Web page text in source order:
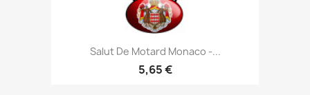
Salut De Motard Monaco -...
5,65 €